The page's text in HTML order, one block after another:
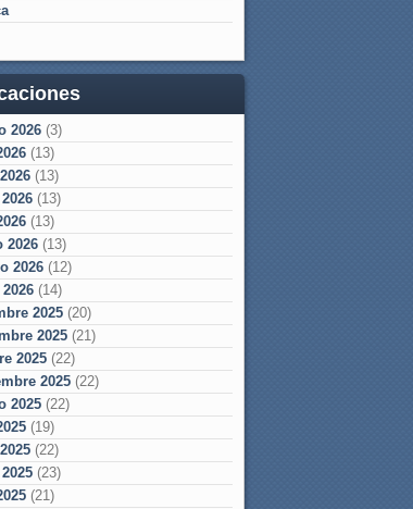
2026 (3)
(13)
(13)
(13)
(13)
2026 (13)
2026 (12)
(14)
2025 (20)
2025 (21)
2025 (22)
2025 (22)
2025 (22)
(19)
(22)
(23)
(21)